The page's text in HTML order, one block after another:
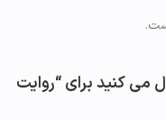
می کنید برای “روایت